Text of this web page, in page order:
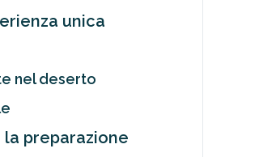
unica
nel deserto
la preparazione